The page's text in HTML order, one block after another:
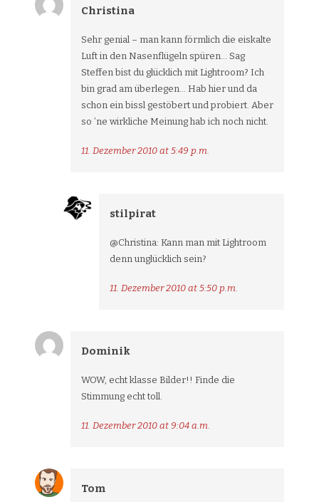
Christina
Sehr genial – man kann förmlich die eiskalte
Luft in den Nasenflügeln spüren… Sag
Steffen bist du glücklich mit Lightroom? Ich
bin grad am überlegen… Hab hier und da
schon ein bissl gestöbert und probiert. Aber
so ’ne wirkliche Meinung hab ich noch nicht.
11. Dezember 2010 at 5:49 p.m.
stilpirat
@Christina: Kann man mit Lightroom
denn unglücklich sein?
11. Dezember 2010 at 5:50 p.m.
Dominik
WOW, echt klasse Bilder!! Finde die
Stimmung echt toll.
11. Dezember 2010 at 9:04 a.m.
Tom